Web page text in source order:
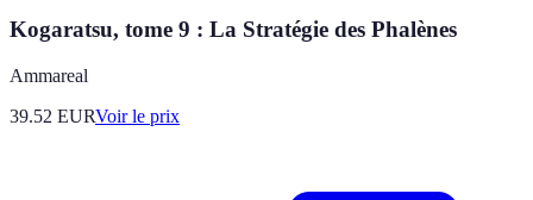
Kogaratsu, tome 9 : La Stratégie des Phalènes
Ammareal
39.52 EURVoir le prix